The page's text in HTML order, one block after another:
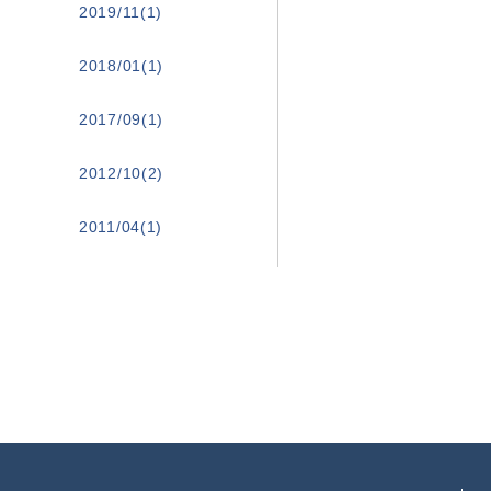
2019/11(1)
2018/01(1)
2017/09(1)
2012/10(2)
2011/04(1)